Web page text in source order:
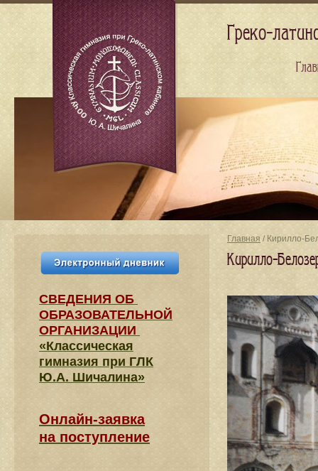
Главная / Кирилло-
Кирилло-
СВЕДЕНИЯ​ ОБ
ОБРАЗОВАТЕЛЬНОЙ
ОРГАНИЗАЦИИ
«Классическая
гимназия при ГЛК
Ю.А. Шичалина»
Онлайн-заявка
на поступление
Греко-